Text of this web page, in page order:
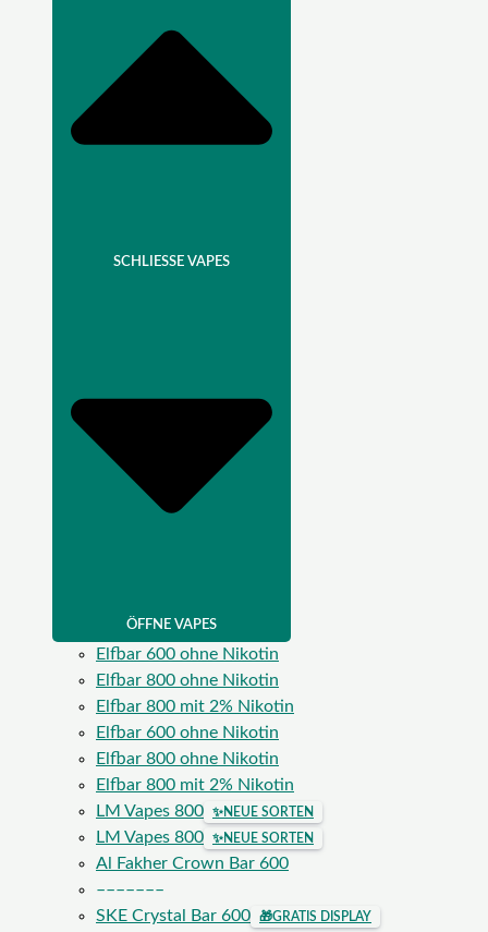
SCHLIESSE VAPES
ÖFFNE VAPES
Elfbar 600 ohne Nikotin
Elfbar 800 ohne Nikotin
Elfbar 800 mit 2% Nikotin
Elfbar 600 ohne Nikotin
Elfbar 800 ohne Nikotin
Elfbar 800 mit 2% Nikotin
LM Vapes 800
✨NEUE SORTEN
LM Vapes 800 ✨NEUE SORTEN
Al Fakher Crown Bar 600
–––––––
SKE Crystal Bar 600
🎁GRATIS DISPLAY